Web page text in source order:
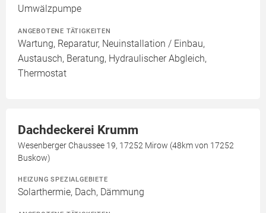
Umwälzpumpe
ANGEBOTENE TÄTIGKEITEN
Wartung, Reparatur, Neuinstallation / Einbau,
Austausch, Beratung, Hydraulischer Abgleich,
Thermostat
Dachdeckerei Krumm
Wesenberger Chaussee 19, 17252 Mirow (48km von 17252
Buskow)
HEIZUNG SPEZIALGEBIETE
Solarthermie, Dach, Dämmung